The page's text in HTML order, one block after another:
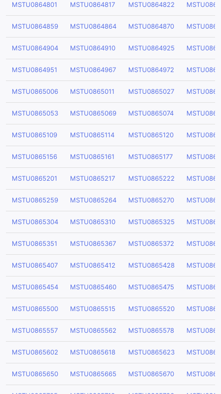
MSTU0864801 MSTU0864817 MSTU0864822
MSTU0864859 MSTU0864864 MSTU0864870
MSTU0864904 MSTU0864910 MSTU0864925
MSTU0864951 MSTU0864967 MSTU0864972
MSTU0865006 MSTU0865011 MSTU0865027
MSTU0865053 MSTU0865069 MSTU0865074
MSTU0865109 MSTU0865114 MSTU0865120
MSTU0865156 MSTU0865161 MSTU0865177
MSTU0865201 MSTU0865217 MSTU0865222
MSTU0865259 MSTU0865264 MSTU0865270
MSTU0865304 MSTU0865310 MSTU0865325
MSTU0865351 MSTU0865367 MSTU0865372
MSTU0865407 MSTU0865412 MSTU0865428
MSTU0865454 MSTU0865460 MSTU0865475
MSTU0865500 MSTU0865515 MSTU0865520
MSTU0865557 MSTU0865562 MSTU0865578
MSTU0865602 MSTU0865618 MSTU0865623
MSTU0865650 MSTU0865665 MSTU0865670